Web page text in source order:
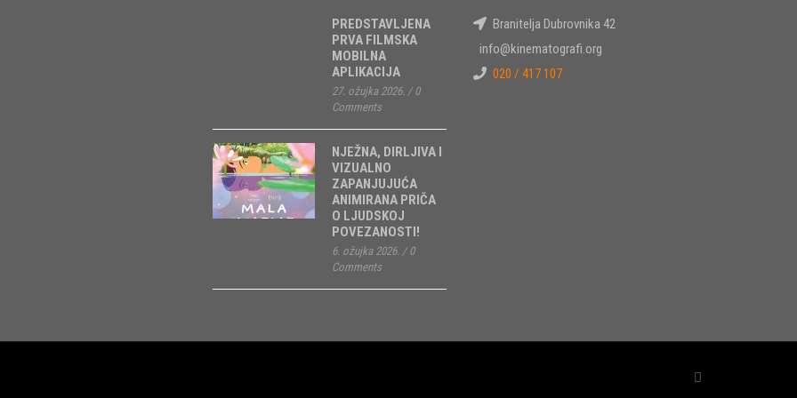
PREDSTAVLJENA
PRVA FILMSKA
MOBILNA
APLIKACIJA
27. ožujka 2026. / 0
Comments
NJEŽNA, DIRLJIVA I
VIZUALNO
ZAPANJUJUĆA
ANIMIRANA PRIČA
O LJUDSKOJ
POVEZANOSTI!
6. ožujka 2026. / 0
Comments
Branitelja Dubrovnika 42
info@kinematografi.org
020 / 417 107